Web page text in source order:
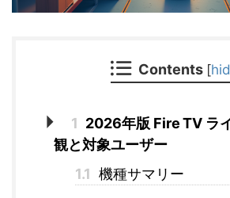
Contents [
1 2026年版 Fire TV ラ
観と対象ユーザー
1.1 機種サマリー